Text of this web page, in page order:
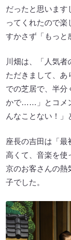
だったと思います
ってくれたので楽
すかさず「もっと
川畑は、「人気
ただきまして、あ
での芝居で、半分
かで……」とコメ
んなことない！」
座長の吉田は「最
高くて、音楽を使
京のお客さんの熱
子でした。